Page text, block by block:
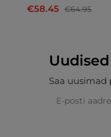
€58.45 €64.95
Saa uusimad